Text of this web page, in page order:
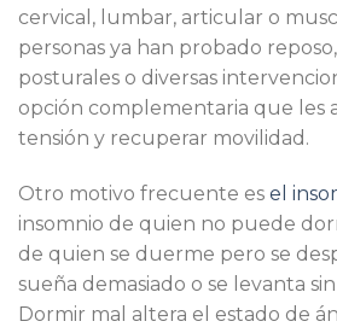
cervical, lumbar, articular o
personas ya han probado
posturales o diversas
opción complementaria que les
tensión y recuperar movilidad.
Otro motivo frecuente es el
insomnio de quien no puede
de quien se duerme pero se
sueña demasiado o se levanta
Dormir mal altera el estado de